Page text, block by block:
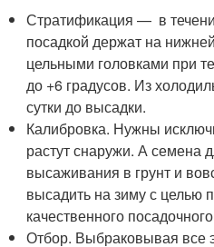
Стратификация — в
посадкой держат на
цельными головками при
до +6 градусов. Из
сутки до высадки.
Калибровка. Нужны
растут снаружи. А семена
высаживания в грунт и
высадить на зиму с целью
качественного
Отбор. Выбраковывая все